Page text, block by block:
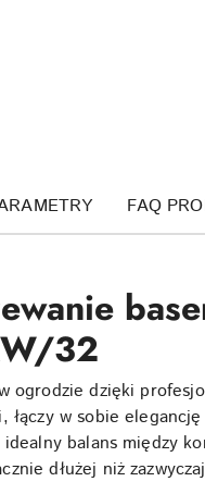
FAQ
32
ogrodzie dzięki
w sobie
balans między
dłużej niż